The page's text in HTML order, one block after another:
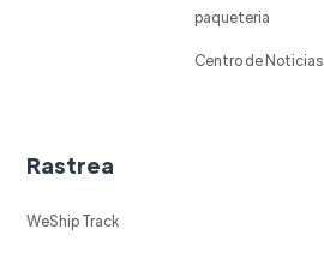
paqueteria
Centro de Noticias
Rastrea
WeShip Track